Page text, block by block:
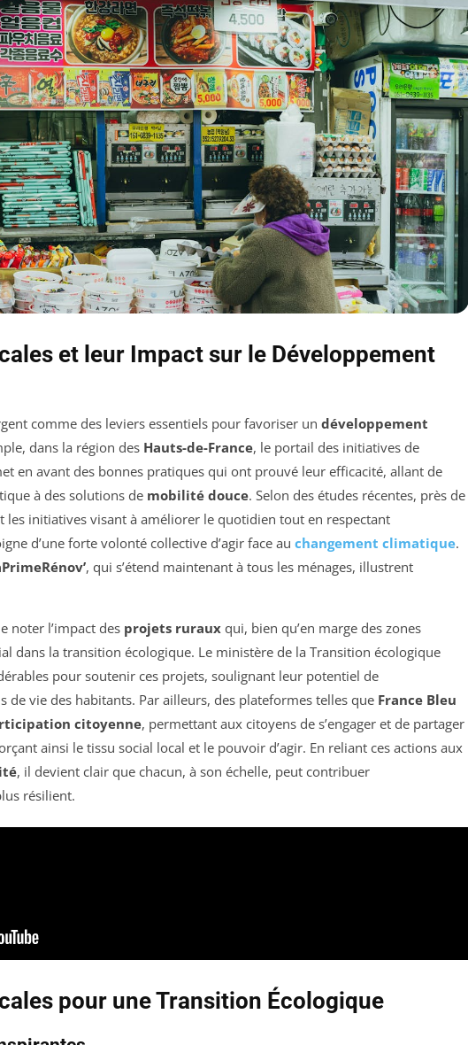
et leur Impact sur le Développement
comme des leviers essentiels pour favoriser un développement
dans la région des Hauts-de-France, le portail des initiatives de
en avant des bonnes pratiques qui ont prouvé leur efficacité, allant de
à des solutions de mobilité douce. Selon des études récentes, près de
les initiatives visant à améliorer le quotidien tout en respectant
d’une forte volonté collective d’agir face au changement climatique.
, qui s’étend maintenant à tous les ménages, illustrent
noter l’impact des projets ruraux qui, bien qu’en marge des zones
dans la transition écologique. Le ministère de la Transition écologique
pour soutenir ces projets, soulignant leur potentiel de
vie des habitants. Par ailleurs, des plateformes telles que France Bleu
citoyenne, permettant aux citoyens de s’engager et de partager
ainsi le tissu social local et le pouvoir d’agir. En reliant ces actions aux
, il devient clair que chacun, à son échelle, peut contribuer
résilient.
pour une Transition Écologique